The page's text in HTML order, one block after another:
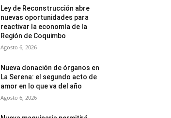
Ley de Reconstrucción abre
nuevas oportunidades para
reactivar la economía de la
Región de Coquimbo
Agosto 6, 2026
Nueva donación de órganos en
La Serena: el segundo acto de
amor en lo que va del año
Agosto 6, 2026